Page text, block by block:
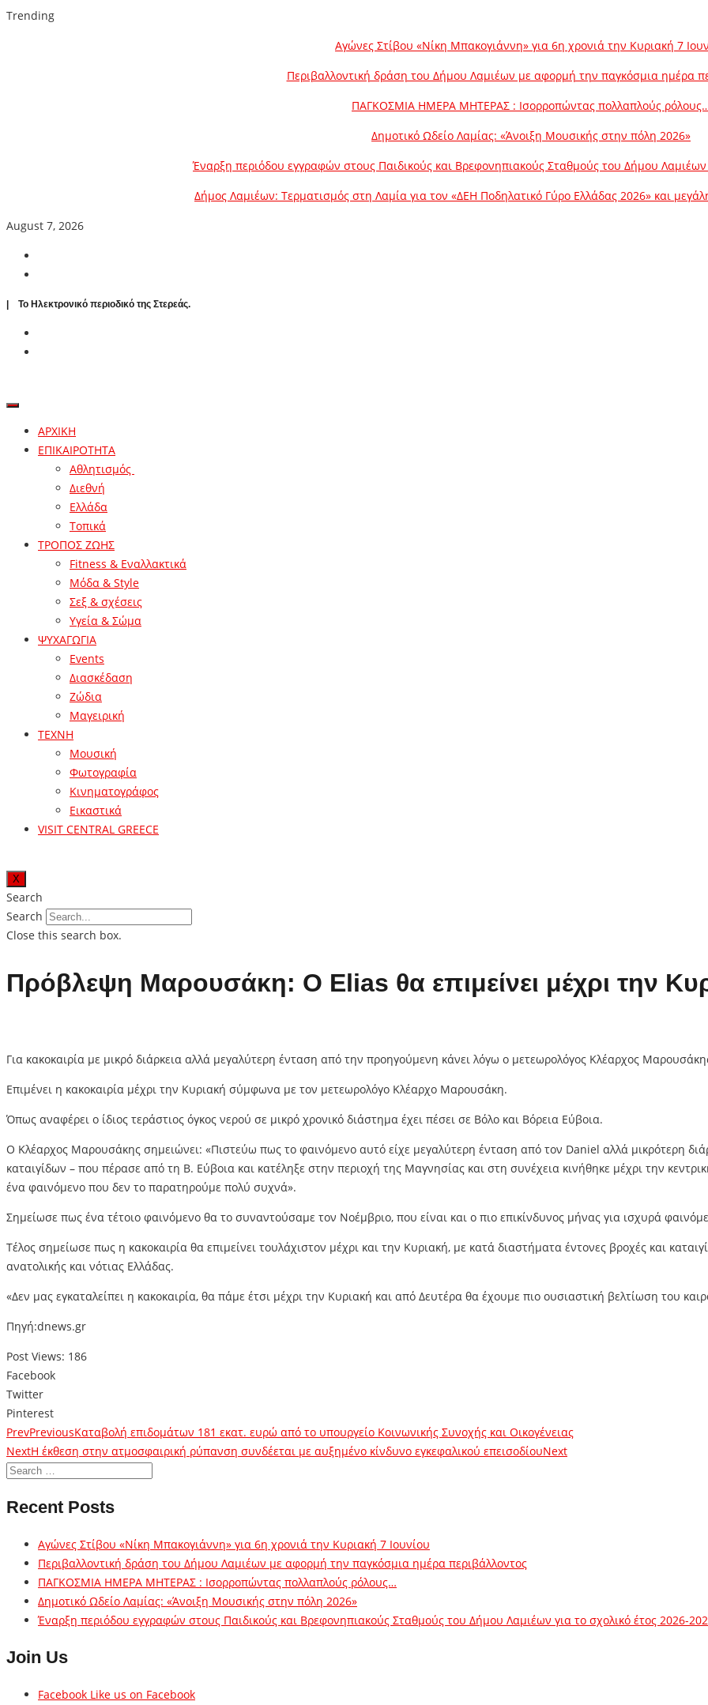
Trending
Αγώνες Στίβου «Νίκη Μπακογιάννη» για 6η χρονιά την Κυριακή 7
Περιβαλλοντική δράση του Δήμου Λαμιέων με αφορμή την παγκόσμια ημέρα
ΠΑΓΚΟΣΜΙΑ ΗΜΕΡΑ ΜΗΤΕΡΑΣ : Ισορροπώντας πολλαπλούς
Δημοτικό Ωδείο Λαμίας: «Άνοιξη Μουσικής στην πόλη 2026»
Έναρξη περιόδου εγγραφών στους Παιδικούς και Βρεφονηπιακούς Σταθμούς του Δήμου Λαμιέων
Δήμος Λαμιέων: Τερματισμός στη Λαμία για τον «ΔΕΗ Ποδηλατικό Γύρο Ελλάδας 2026» και
August 7, 2026
| To Ηλεκτρονικό περιοδικό της Στερεάς.
ΑΡΧΙΚΗ
ΕΠΙΚΑΙΡΟΤΗΤΑ
Αθλητισμός
Διεθνή
Ελλάδα
Τοπικά
ΤΡΟΠΟΣ ΖΩΗΣ
Fitness & Εναλλακτικά
Μόδα & Style
Σεξ & σχέσεις
Υγεία & Σώμα
ΨΥΧΑΓΩΓΙΑ
Events
Διασκέδαση
Ζώδια
Μαγειρική
ΤΕΧΝΗ
Μουσική
Φωτογραφία
Κινηματογράφος
Εικαστικά
VISIT CENTRAL GREECE
X
Search
Search
Close this search box.
Πρόβλεψη Μαρουσάκη: Ο Elias θα επιμείνει μέχρι την
Για κακοκαιρία με μικρό διάρκεια αλλά μεγαλύτερη ένταση από την προηγούμενη κάνει λόγω ο μετεωρολόγος Κλέαρχος
Επιμένει η κακοκαιρία μέχρι την Κυριακή σύμφωνα με τον μετεωρολόγο Κλέαρχο Μαρουσάκη.
Όπως αναφέρει ο ίδιος τεράστιος όγκος νερού σε μικρό χρονικό διάστημα έχει πέσει σε Βόλο και Βόρεια Εύβοια.
Ο Κλέαρχος Μαρουσάκης σημειώνει: «Πιστεύω πως το φαινόμενο αυτό είχε μεγαλύτερη ένταση από τον Daniel αλλά μικρότερη
καταιγίδων – που πέρασε από τη Β. Εύβοια και κατέληξε στην περιοχή της Μαγνησίας και στη συνέχεια κινήθηκε μέχρι την
ένα φαινόμενο που δεν το παρατηρούμε πολύ συχνά».
Σημείωσε πως ένα τέτοιο φαινόμενο θα το συναντούσαμε τον Νοέμβριο, που είναι και ο πιο επικίνδυνος μήνας για ισχυρά
Τέλος σημείωσε πως η κακοκαιρία θα επιμείνει τουλάχιστον μέχρι και την Κυριακή, με κατά διαστήματα έντονες βροχές και
ανατολικής και νότιας Ελλάδας.
«Δεν μας εγκαταλείπει η κακοκαιρία, θα πάμε έτσι μέχρι την Κυριακή και από Δευτέρα θα έχουμε πιο ουσιαστική βελτίωση του
Πηγή:dnews.gr
Post Views: 186
Facebook
Twitter
Pinterest
PrevPreviousΚαταβολή επιδομάτων 181 εκατ. ευρώ από το υπουργείο Κοινωνικής Συνοχής και Οικογένειας
NextΗ έκθεση στην ατμοσφαιρική ρύπανση συνδέεται με αυξημένο κίνδυνο εγκεφαλικού επεισοδίουNext
Recent Posts
Αγώνες Στίβου «Νίκη Μπακογιάννη» για 6η χρονιά την Κυριακή 7 Ιουνίου
Περιβαλλοντική δράση του Δήμου Λαμιέων με αφορμή την παγκόσμια ημέρα περιβάλλοντος
ΠΑΓΚΟΣΜΙΑ ΗΜΕΡΑ ΜΗΤΕΡΑΣ : Ισορροπώντας πολλαπλούς ρόλους…
Δημοτικό Ωδείο Λαμίας: «Άνοιξη Μουσικής στην πόλη 2026»
Έναρξη περιόδου εγγραφών στους Παιδικούς και Βρεφονηπιακούς Σταθμούς του Δήμου Λαμιέων για το σχολικό έτος 2026-
Join Us
Facebook Like us on Facebook